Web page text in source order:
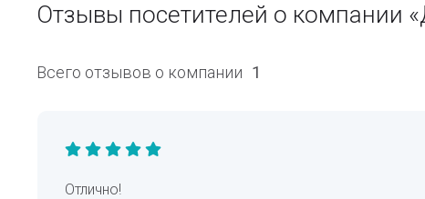
Отзывы посетителей о
Всего отзывов о компании 1
Отлично!